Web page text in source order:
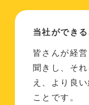
当社ができる
皆さんが経
聞きし、そ
え、より良
ことです。